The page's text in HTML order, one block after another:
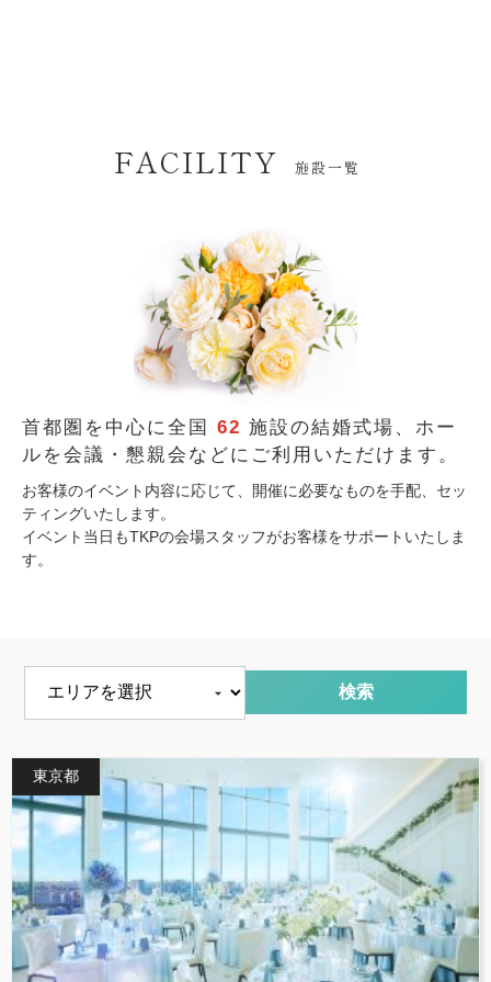
FACILITY 施設一覧
首都圏を中心に全国 62 施設の結婚式場、 ホー
ルを会議・懇親会などにご利用いただけます。
お客様のイベント内容に応じて、開催に必要なものを手配、セッ
ティングいたします。
イベント当日もTKPの会場スタッフがお客様をサポートいたしま
す。
東京都